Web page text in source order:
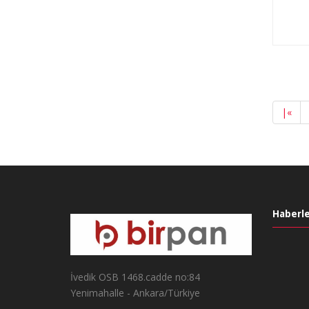
| «
İvedik OSB 1468.cadde no:84
Yenimahalle - Ankara/Türkiye